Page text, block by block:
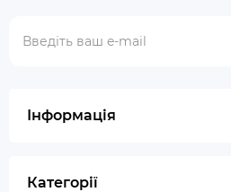
Інформація
Категорії